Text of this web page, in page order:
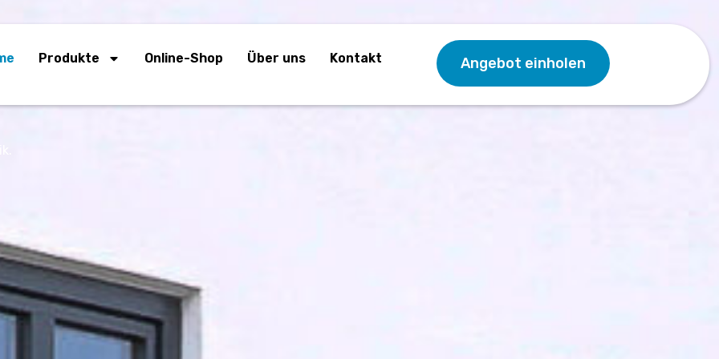
Produkte Online-Shop Über uns Kontakt Angebot einholen
– Ihr
– mit Leidenschaft
um perfekt zu Ihrem
edler Natursteine
Detail höchste